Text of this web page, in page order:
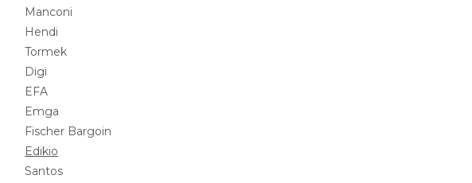
Manconi
Hendi
Tormek
Digi
EFA
Emga
Fischer Bargoin
Edikio
Santos